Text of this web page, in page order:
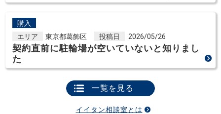
購入
エリア
東京都葛飾区 投稿日 2026/05/26
契約直前に駐輪場が空いていないと知りまし
た
一覧を見る
イイタン相談室とは